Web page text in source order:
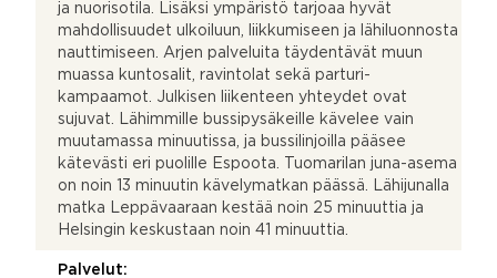
ja nuorisotila. Lisäksi ympäristö tarjoaa hyvät
mahdollisuudet ulkoiluun, liikkumiseen ja lähiluonnosta
nauttimiseen. Arjen palveluita täydentävät muun
muassa kuntosalit, ravintolat sekä parturi-
kampaamot. Julkisen liikenteen yhteydet ovat
sujuvat. Lähimmille bussipysäkeille kävelee vain
muutamassa minuutissa, ja bussilinjoilla pääsee
kätevästi eri puolille Espoota. Tuomarilan juna-asema
on noin 13 minuutin kävelymatkan päässä. Lähijunalla
matka Leppävaaraan kestää noin 25 minuuttia ja
Helsingin keskustaan noin 41 minuuttia.
Palvelut: